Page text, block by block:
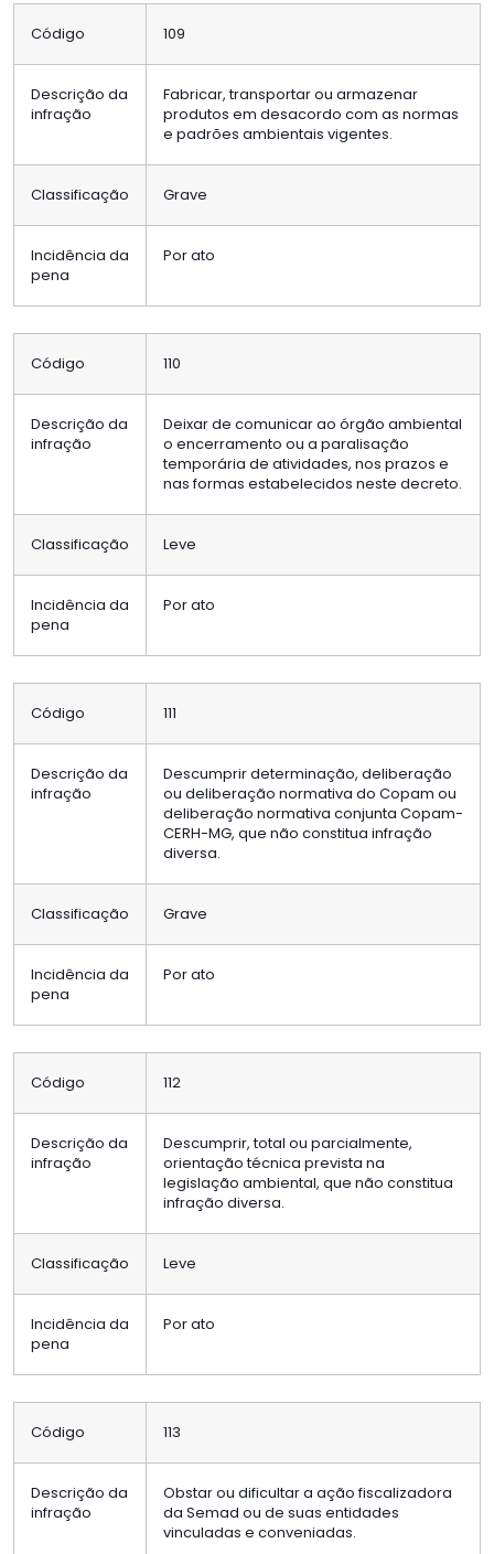
Código 109
Descrição da
infração
Fabricar, transportar ou armazenar
produtos em desacordo com as normas
e padrões ambientais vigentes.
Classificação Grave
Incidência da
pena
Por ato
Código 110
Descrição da
infração
Deixar de comunicar ao órgão ambiental
o encerramento ou a paralisação
temporária de atividades, nos prazos e
nas formas estabelecidos neste decreto.
Classificação Leve
Incidência da
pena
Por ato
Código 111
Descrição da
infração
Descumprir determinação, deliberação
ou deliberação normativa do Copam ou
deliberação normativa conjunta Copam-
CERH-MG, que não constitua infração
diversa.
Classificação Grave
Incidência da
pena
Por ato
Código 112
Descrição da
infração
Descumprir, total ou parcialmente,
orientação técnica prevista na
legislação ambiental, que não constitua
infração diversa.
Classificação Leve
Incidência da
pena
Por ato
Código 113
Descrição da
infração
Obstar ou dificultar a ação fiscalizadora
da Semad ou de suas entidades
vinculadas e conveniadas.